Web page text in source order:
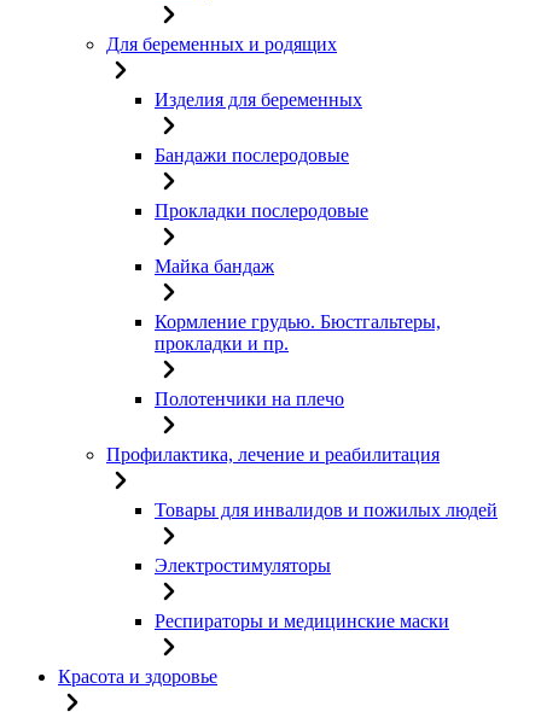
Для беременных и родящих
Изделия для беременных
Бандажи послеродовые
Прокладки послеродовые
Майка бандаж
Кормление грудью. Бюстгальтеры,
прокладки и пр.
Полотенчики на плечо
Профилактика, лечение и реабилитация
Товары для инвалидов и пожилых людей
Электростимуляторы
Респираторы и медицинские маски
Красота и здоровье